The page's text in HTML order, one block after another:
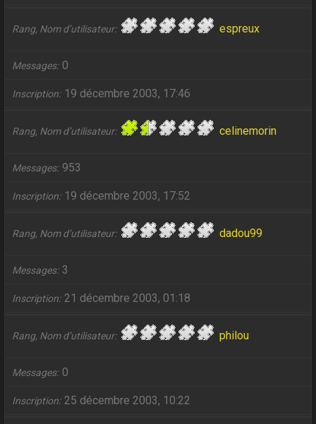
Rang, Nom d’utilisateur espreux
Messages 0
Inscription 19 décembre 2003, 17:46
Rang, Nom d’utilisateur celinemorin
Messages 953
Inscription 19 décembre 2003, 17:52
Rang, Nom d’utilisateur dadou99
Messages 3
Inscription 21 décembre 2003, 01:18
Rang, Nom d’utilisateur philou
Messages 0
Inscription 25 décembre 2003, 10:22